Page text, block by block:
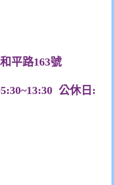
平路163號
公休日: